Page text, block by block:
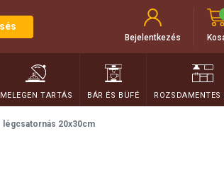
Bejelentkezés
MELEGEN TARTÁS BÁR ÉS BÜFÉ ROZSDAMENTES
légcsatornás 20x30cm